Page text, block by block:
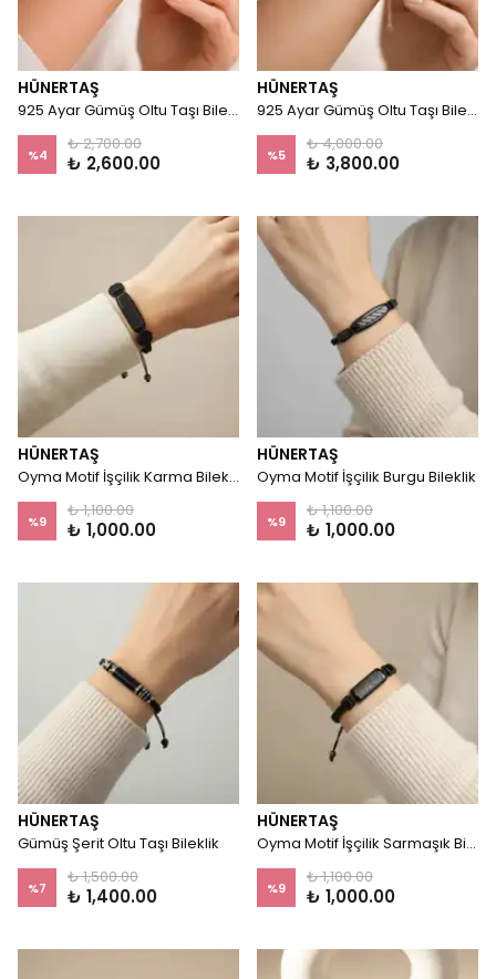
HÜNERTAŞ
925 Ayar Gümüş Oltu Taşı Bileklik – Calyra
%4
₺ 2,700.00
₺ 2,600.00
HÜNERTAŞ
925 Ayar Gümüş Oltu Taşı Bileklik – Oré
%5
₺ 4,000.00
₺ 3,800.00
HÜNERTAŞ
Oyma Motif İşçilik Karma Bileklik
%9
₺ 1,100.00
₺ 1,000.00
HÜNERTAŞ
Oyma Motif İşçilik Burgu Bileklik
%9
₺ 1,100.00
₺ 1,000.00
HÜNERTAŞ
Gümüş Şerit Oltu Taşı Bileklik
%7
₺ 1,500.00
₺ 1,400.00
HÜNERTAŞ
Oyma Motif İşçilik Sarmaşık Bileklik
%9
₺ 1,100.00
₺ 1,000.00